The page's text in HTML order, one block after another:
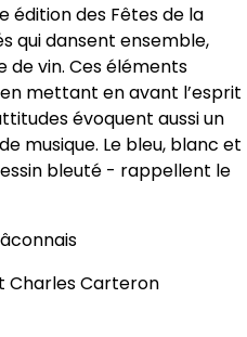
édition des Fêtes de la
qui dansent ensemble,
vin. Ces éléments
mettant en avant l’esprit
évoquent aussi un
musique. Le bleu, blanc et
bleuté - rappellent le
Charles Carteron